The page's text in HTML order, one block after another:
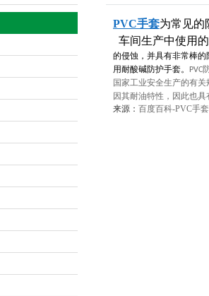
PVC手套为常见的
车间生产中使用
的侵蚀，并具有非常棒的
用耐酸碱防护手套。
PVC
国家工业安全生产的有
因其耐油特性，因此也
来源： 百度百科-PVC手套